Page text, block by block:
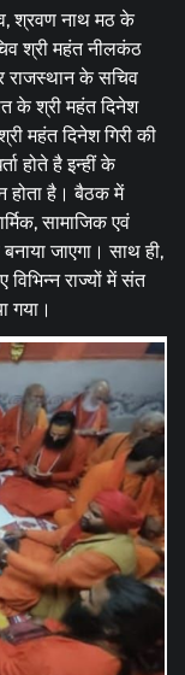
श्रवण नाथ मठ के
श्री महंत नीलकंठ
राजस्थान के सचिव
के श्री महंत दिनेश
महंत दिनेश गिरी की
होते है इन्हीं के
होता है। बैठक में
सामाजिक एवं
जाएगा। साथ ही,
राज्यों में संत
गया।